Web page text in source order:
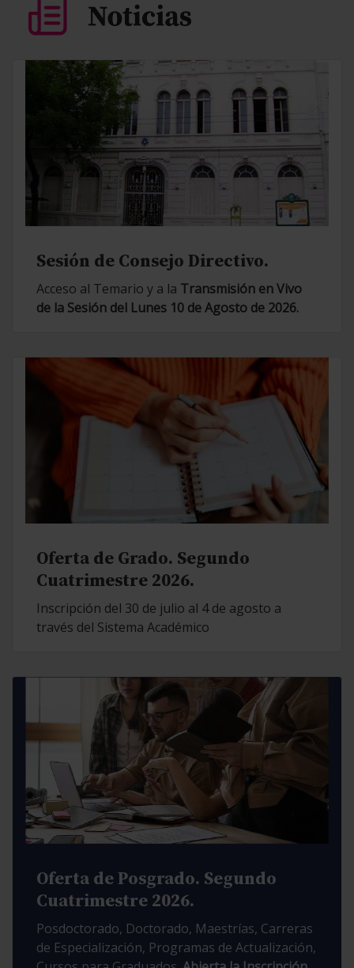
Sesión de Consejo Directivo.
Acceso al Temario y a la Transmisión en Vivo
de la Sesión del Lunes 10 de Agosto de 2026.
Oferta de Grado. Segundo
Cuatrimestre 2026.
Inscripción del 30 de julio al 4 de agosto a
través del Sistema Académico
Oferta de Posgrado. Segundo
Cuatrimestre 2026.
Posdoctorado, Doctorado, Maestrías, Carreras
de Especialización, Programas de Actualización,